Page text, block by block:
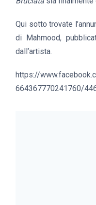
Qui sotto trovate
di Mahmood,
dall’artista.
https://
664367770241760/